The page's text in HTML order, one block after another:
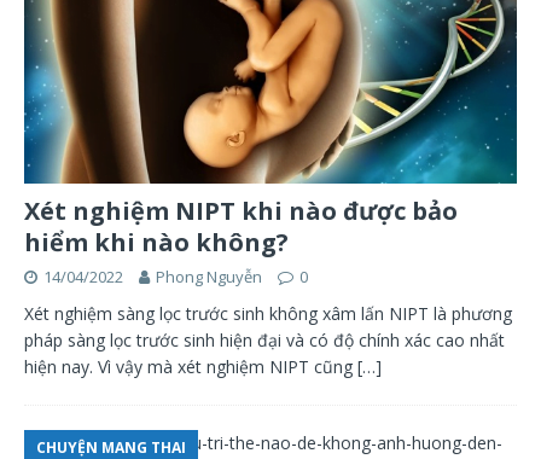
Xét nghiệm NIPT khi nào được bảo
hiểm khi nào không?
14/04/2022 Phong Nguyễn 0
Xét nghiệm sàng lọc trước sinh không xâm lấn NIPT là phương
pháp sàng lọc trước sinh hiện đại và có độ chính xác cao nhất
hiện nay. Vì vậy mà xét nghiệm NIPT cũng […]
CHUYỆN MANG THAI